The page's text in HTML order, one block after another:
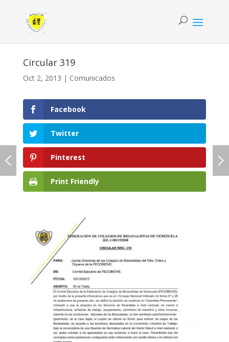
Circular 319
Oct 2, 2013 | Comunicados
Facebook
Twitter
Pinterest
Print Friendly